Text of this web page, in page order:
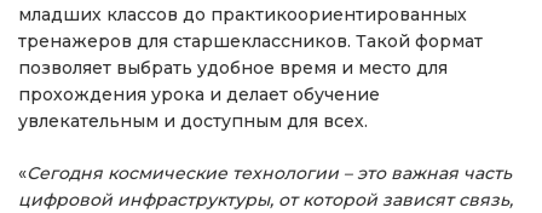
младших классов до практикоориентированных
тренажеров для старшеклассников. Такой формат
позволяет выбрать удобное время и место для
прохождения урока и делает обучение
увлекательным и доступным для всех.
«Сегодня космические технологии – это важная часть
цифровой инфраструктуры, от которой зависят связь,